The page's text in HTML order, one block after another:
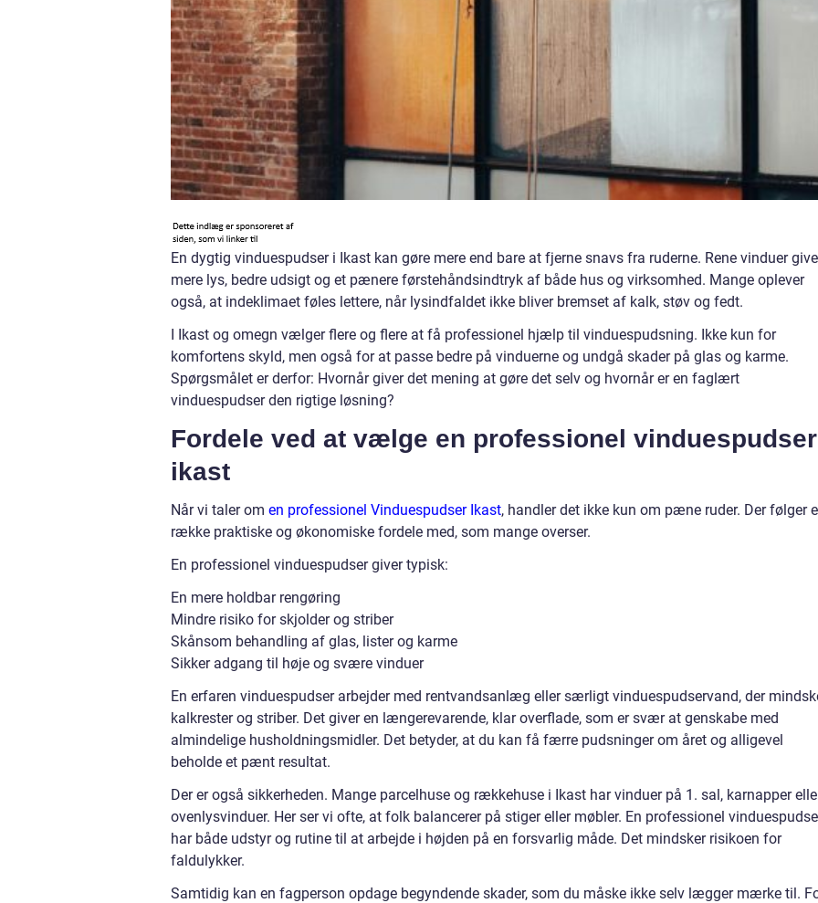
En dygtig vinduespudser i Ikast kan gøre mere end bare at fjerne snavs fra ruderne. Rene vinduer
mere lys, bedre udsigt og et pænere førstehåndsindtryk af både hus og virksomhed. Mange oplever
også, at indeklimaet føles lettere, når lysindfaldet ikke bliver bremset af kalk, støv og fedt.
I Ikast og omegn vælger flere og flere at få professionel hjælp til vinduespudsning. Ikke kun for
komfortens skyld, men også for at passe bedre på vinduerne og undgå skader på glas og karme.
Spørgsmålet er derfor: Hvornår giver det mening at gøre det selv og hvornår er en faglært
vinduespudser den rigtige løsning?
Fordele ved at vælge en professionel
ikast
Når vi taler om en professionel Vinduespudser Ikast, handler det ikke kun om pæne ruder. Der følger
række praktiske og økonomiske fordele med, som mange overser.
En professionel vinduespudser giver typisk:
En mere holdbar rengøring
Mindre risiko for skjolder og striber
Skånsom behandling af glas, lister og karme
Sikker adgang til høje og svære vinduer
En erfaren vinduespudser arbejder med rentvandsanlæg eller særligt vinduespudservand, der
kalkrester og striber. Det giver en længerevarende, klar overflade, som er svær at genskabe med
almindelige husholdningsmidler. Det betyder, at du kan få færre pudsninger om året og alligevel
beholde et pænt resultat.
Der er også sikkerheden. Mange parcelhuse og rækkehuse i Ikast har vinduer på 1. sal, karnapper
ovenlysvinduer. Her ser vi ofte, at folk balancerer på stiger eller møbler. En professionel
har både udstyr og rutine til at arbejde i højden på en forsvarlig måde. Det mindsker risikoen for
faldulykker.
Samtidig kan en fagperson opdage begyndende skader, som du måske ikke selv lægger mærke til.